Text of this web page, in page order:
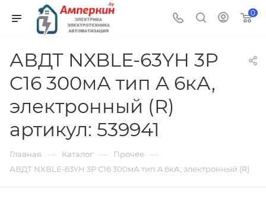
0
АВДТ NXBLE-63YH 3P
C16 300мА тип A 6кА,
электронный (R)
артикул: 539941
Главная — Каталог — Прочее —
АВДТ NXBLE-63YH 3P C16 300мА тип A 6кА, электронный (R)